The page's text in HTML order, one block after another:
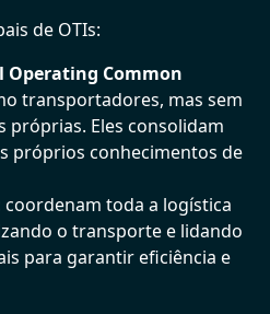
de OTIs:
Operating Common
transportadores, mas sem
próprias. Eles consolidam
próprios conhecimentos de
coordenam toda a logística
o transporte e lidando
para garantir eficiência e